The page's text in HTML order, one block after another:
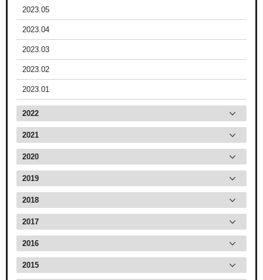
2023.05
2023.04
2023.03
2023.02
2023.01
2022
2021
2020
2019
2018
2017
2016
2015